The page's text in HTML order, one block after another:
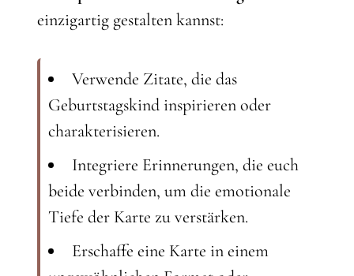
einzigartig gestalten kannst:
Verwende Zitate, die das
Geburtstagskind inspirieren oder
charakterisieren.
Integriere Erinnerungen, die euch
beide verbinden, um die emotionale
Tiefe der Karte zu verstärken.
Erschaffe eine Karte in einem